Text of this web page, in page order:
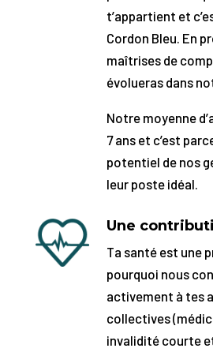
t’appartient et
Cordon Bleu. En
maîtrises de
évolueras dans
Notre moyenne
7 ans et c’est
potentiel de nos
leur poste idéal.
Une
Ta santé est une
pourquoi nous
activement à tes
collectives
invalidité courte